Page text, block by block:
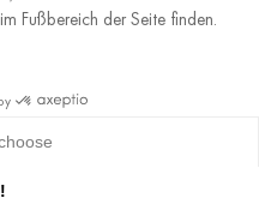
Fußbereich der Seite finden.